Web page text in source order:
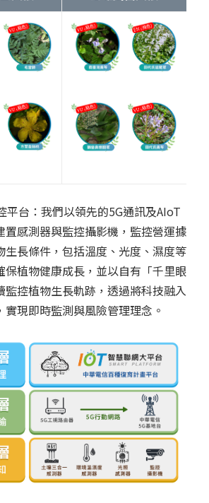
平台：我們以領先的5G通訊及AIoT
置感測器與監控攝影機，監控營運據
生長條件，包括溫度、光度、濕度等
保植物健康成長，並以自有「千里眼
監控植物生長軌跡，透過將科技融入
實現即時監測與風險管理理念。